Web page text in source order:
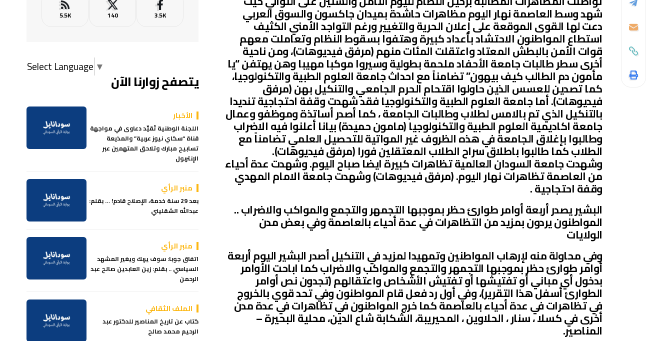
شهد وسط العاصمة نهار اليوم مظاهرات حاشدة بميدان جاكسون والسوق العربي
دعت لها القوى الموقعة على إعلان الحرية والتغيير ورغم التواجد الأمني الكثيف
استطاع المواطنون الاحتشاد بأعداد كبيرة وهتفوا بسقوط النظام وتعاملت معهم
قوات الأمن بالبطش المعتاد واعتقلت المئات منهم (مرفق فيديوهات)، ومن ناحية
أخرى سطر طالبات جامعة الأحفاد ملحمة بطولية وسيروا موكبا مهيبا وهن يهتفن “يا
مأمون دم الطالب كيف بيهون” تضامناً مع احداث جامعة العلوم الطبية والتكنولوجيا،
كما تصدين للعسس الذين حاولوا اقتحام الحرم الجامعي والتنكيل بهن (مرفق
فيديوهات). أما جامعة العلوم الطبية والتكنولوجيا فقد شهدت وقفة احتجاجية تنديدا
بالتنكيل الذي تم بالامس لطلاب وطالبات الجامعة ، كما أصدر أساتذة وموظفو وعمال
جامعة اكاديمية العلوم الطبية والتكنولوجيا (مامون حميدة) بيانا أعلنوا فيه الاضراب
وطالبوا بإغلاق الجامعة في هذه الظروف غير المواتية للتحصيل العلمي تضامناً مع
الطلاب كما طالبوا باطلاق سراح الطلاب المعتقلين فورا (مرفق فيديوهات).
وشهدت جامعة السودان العالمية تظاهرات كبيرة ايضا صباح اليوم. وشهدت عدة أحياء
من العاصمة تظاهرات نهار اليوم. (مرفق فيديوهات) وشهدت جامعة الامام المهدي
وقفة احتجاجية .
البشير يصدر أربعة أوامر طوارئ حظر بموجبها التجمهر والتجمع والمواكب والاضراب ..
المواطنون يردون بمزيد من التظاهرات في عدة أحياء بالعاصمة وفي بعض مدن
الولايات
وفي محاولة منه لإرهاب المواطنين وتمهيدا لمزيد في التنكيل أصدر البشير اليوم أربعة
أوامر طوارئ حظر بموجبها التجمهر والتجمع والمواكب والاضراب كما اباحت الأوامر
بدخول أي مباني أو تفتيشها أو تفتيش الأشخاص واعتقالهم (تجدون نص أوامر
الطوارئ أسفل هذا التقرير)، وفي أول رد فعل قام المواطنون وفي تحد قوي بالخروج
في تظاهرات في عدة أحياء بالعاصمة كما خرج المواطنون في تظاهرات في عدة مدن
أخرى في كسلا ، سنار ، الحلاوين ، المحيريبة، الشكابة شاع الدين، محلية البحيرة –
المناصير.
3.5K
140
5.5K
Select Language ▼
يتصفح زوارنا الآن
الأخبار
اللجنة الوطنية تُقيِّد دعاوى في مواجهة
قناة “سكاي نيوز عربية” والمذيعة
تسابيح مبارك وتلاحق المتهمين عبر
الإنتربول
منبر الرأي
بعد 29 سنة خدمة، الإصلاح قادم! … بقلم:
عبدالله الشقليني
منبر الرأي
اتفاق جوبا: سوف يربك ويغير المشهد
السياسي .. بقلم: زين العابدين صالح عبد
الرحمن
الملف الثقافي
كتاب عن تاريخ المناصير للدكتور عبد
الرحيم محمد صالح